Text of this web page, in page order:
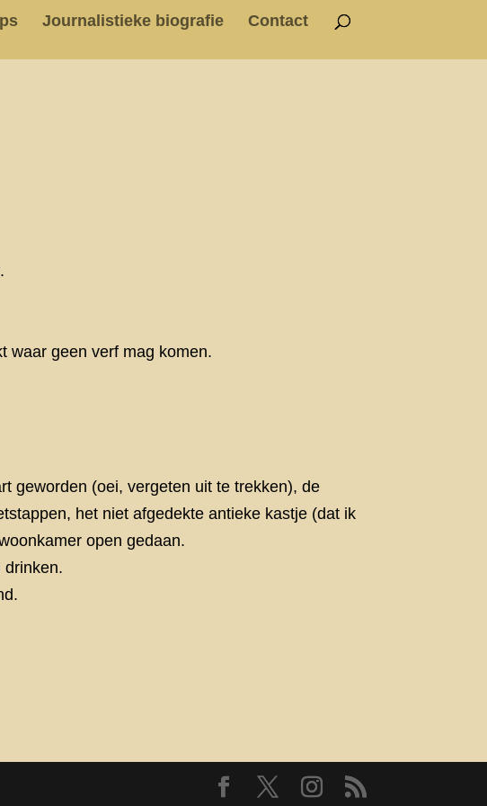
Journalistieke biografie Contact
waar geen verf mag komen.
geworden (oei, vergeten uit te trekken), de
het niet afgedekte antieke kastje (dat ik
open gedaan.